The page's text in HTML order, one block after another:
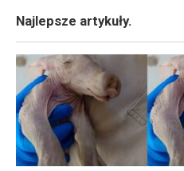
Najlepsze artykuły.